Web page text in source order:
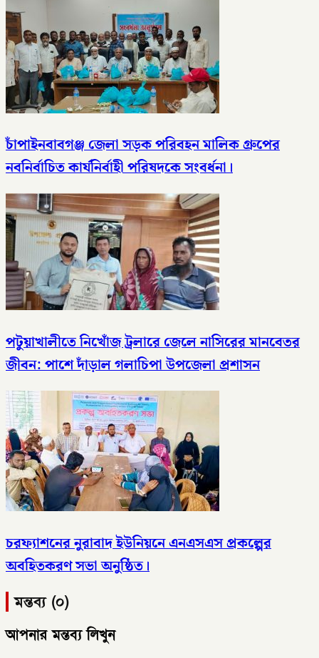
চাঁপাইনবাবগঞ্জ জেলা সড়ক পরিবহন মালিক গ্রুপের
নবনির্বাচিত কার্যনির্বাহী পরিষদকে সংবর্ধনা।
পটুয়াখালীতে নিখোঁজ ট্রলারে জেলে নাসিরের মানবেতর
জীবন: পাশে দাঁড়াল গলাচিপা উপজেলা প্রশাসন
চরফ্যাশনের নুরাবাদ ইউনিয়নে এনএসএস প্রকল্পের
অবহিতকরণ সভা অনুষ্ঠিত।
মন্তব্য (০)
আপনার মন্তব্য লিখুন